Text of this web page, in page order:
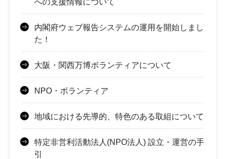
内閣府ウェブ報告システムの運用を開始しまし
た！
大阪・関西万博ボランティアについて
NPO・ボランティア
地域における先導的、特色のある取組について
特定非営利活動法人(NPO法人) 設立・運営の手
引